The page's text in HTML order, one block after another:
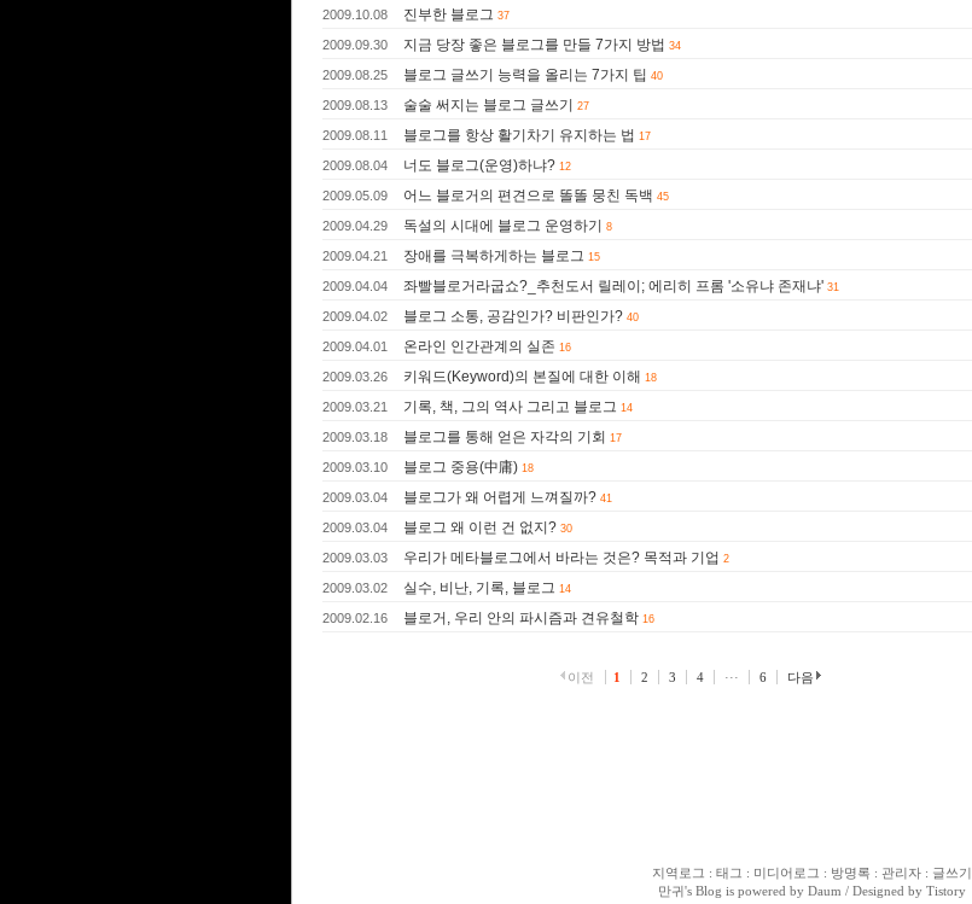
2009.10.08 진부한 블로그 37
2009.09.30 지금 당장 좋은 블로그를 만들 7가지 방법 34
2009.08.25 블로그 글쓰기 능력을 올리는 7가지 팁 40
2009.08.13 술술 써지는 블로그 글쓰기 27
2009.08.11 블로그를 항상 활기차기 유지하는 법 17
2009.08.04 너도 블로그(운영)하냐? 12
2009.05.09 어느 블로거의 편견으로 똘똘 뭉친 독백 45
2009.04.29 독설의 시대에 블로그 운영하기 8
2009.04.21 장애를 극복하게하는 블로그 15
2009.04.04 좌빨블로거라굽쇼?_추천도서 릴레이; 에리히 프롬 '소유냐 존재냐' 31
2009.04.02 블로그 소통, 공감인가? 비판인가? 40
2009.04.01 온라인 인간관계의 실존 16
2009.03.26 키워드(Keyword)의 본질에 대한 이해 18
2009.03.21 기록, 책, 그의 역사 그리고 블로그 14
2009.03.18 블로그를 통해 얻은 자각의 기회 17
2009.03.10 블로그 중용(中庸) 18
2009.03.04 블로그가 왜 어렵게 느껴질까? 41
2009.03.04 블로그 왜 이런 건 없지? 30
2009.03.03 우리가 메타블로그에서 바라는 것은? 목적과 기업 2
2009.03.02 실수, 비난, 기록, 블로그 14
2009.02.16 블로거, 우리 안의 파시즘과 견유철학 16
이전 1 2 3 4 ··· 6 다음
지역로그 : 태그 : 미디어로그 : 방명록 : 관리자: 글쓰기
만귀's Blog is powered by Daum / Designed by Tistory